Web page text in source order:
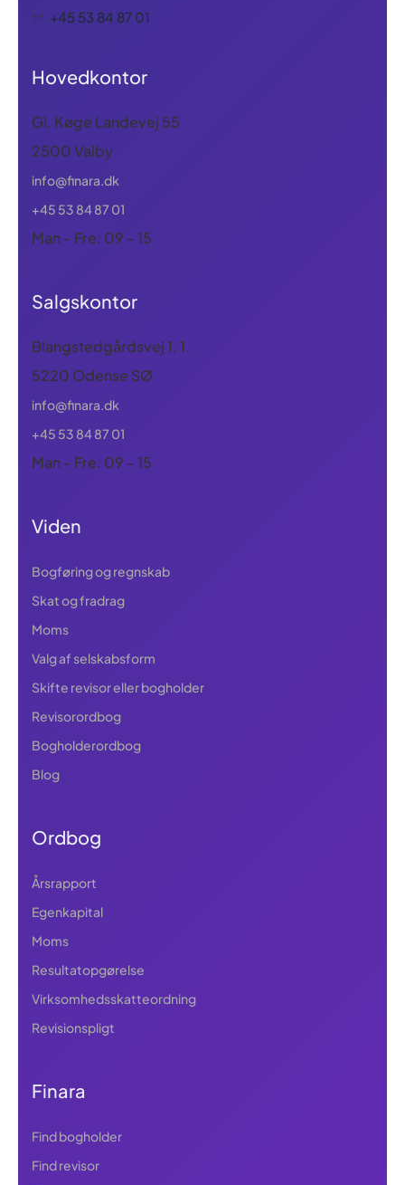
tlf. +45 53 84 87 01
Hovedkontor
Gl. Køge Landevej 55
2500 Valby
info@finara.dk
+45 53 84 87 01
Man - Fre: 09 - 15
Salgskontor
Blangstedgårdsvej 1, 1.
5220 Odense SØ
info@finara.dk
+45 53 84 87 01
Man - Fre: 09 - 15
Viden
Bogføring og regnskab
Skat og fradrag
Moms
Valg af selskabsform
Skifte revisor eller bogholder
Revisorordbog
Bogholderordbog
Blog
Ordbog
Årsrapport
Egenkapital
Moms
Resultatopgørelse
Virksomhedsskatteordning
Revisionspligt
Finara
Find bogholder
Find revisor